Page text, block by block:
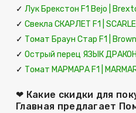
✓ Лук Брекстон F1 Bejo |
✓ Свекла СКАРЛЕТ F1 |
✓ Томат Браун Стар F1 |
✓ Острый перец ЯЗЫК
✓ Томат МАРМАРА F1 |
❤ Какие скидки для
Главная предлагает